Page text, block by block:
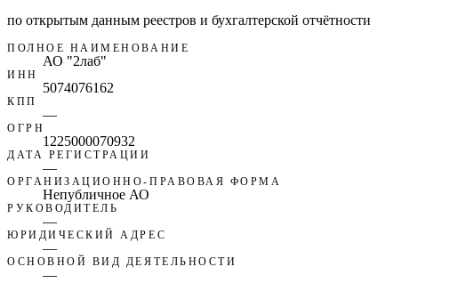
по открытым данным реестров и бухгалтерской отчётности
ПОЛНОЕ НАИМЕНОВАНИЕ
АО "2лаб"
ИНН
5074076162
КПП
—
ОГРН
1225000070932
ДАТА РЕГИСТРАЦИИ
—
ОРГАНИЗАЦИОННО-ПРАВОВАЯ ФОРМА
Непубличное АО
РУКОВОДИТЕЛЬ
—
ЮРИДИЧЕСКИЙ АДРЕС
—
ОСНОВНОЙ ВИД ДЕЯТЕЛЬНОСТИ
—